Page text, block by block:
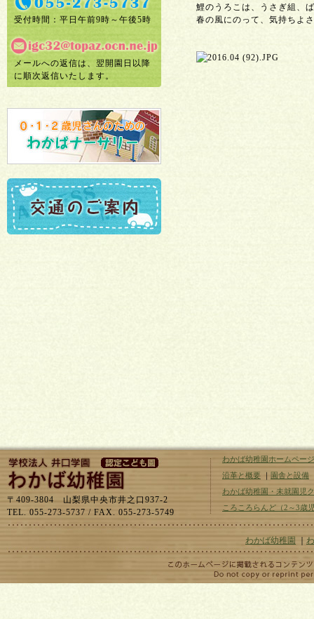
受付時間：平日午前9時～午後5時
メールへの返信は、翌開園日以降
に順次返信いたします。
鯉のうろこは、うさぎ組、
春の風にのって、気持ちよ
〒409-3804 山梨県中央市井之口937-2
TEL. 055-273-5737 / FAX. 055-273-5749
わかば幼稚園ホームペー
沿革と概要 ｜ 園舎と設備
わかば幼稚園・未就園児
ころころらんど（2～3歳
わかば幼稚園